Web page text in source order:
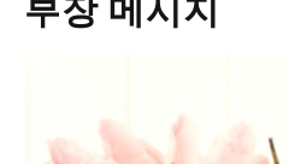
부장 메시지